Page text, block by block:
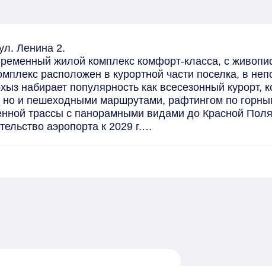
Ленина 2.
жилой комплекс комфорт-класса, с
расположен в курортной части поселка, в
набирает популярность как всесезонный курорт,
и пешеходными маршрутами, рафтингом по
трассы с панорамными видами до Красной
аэропорта к 2029 г.